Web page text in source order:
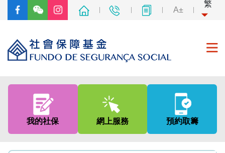
A±
繁
關於我們
我的社保 網上服務 預約取籌